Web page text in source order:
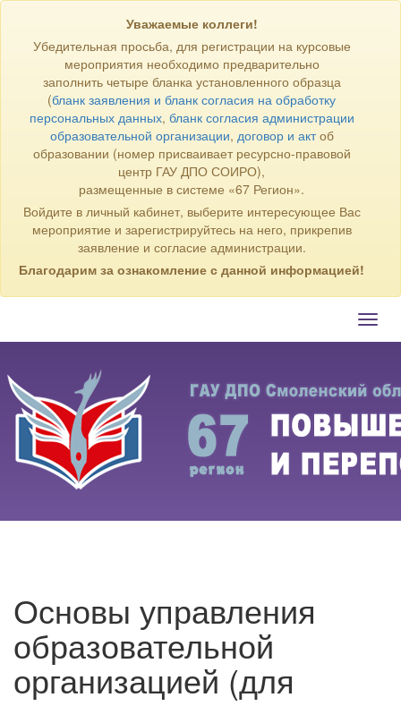
Уважаемые коллеги!
Убедительная просьба, для регистрации на курсовые
мероприятия необходимо предварительно
заполнить четыре бланка установленного образца
(бланк заявления и бланк согласия на обработку
персональных данных, бланк согласия администрации
образовательной организации, договор и актоб
образовании (номер присваивает ресурсно-правовой
центр ГАУ ДПО СОИРО),
размещенные в системе «67 Регион».
Войдите в личный кабинет, выберите интересующее Вас
мероприятие и зарегистрируйтесь на него, прикрепив
заявление и согласие администрации.
Благодарим за ознакомление с данной информацией!
Основы управления
образовательной
организацией (для